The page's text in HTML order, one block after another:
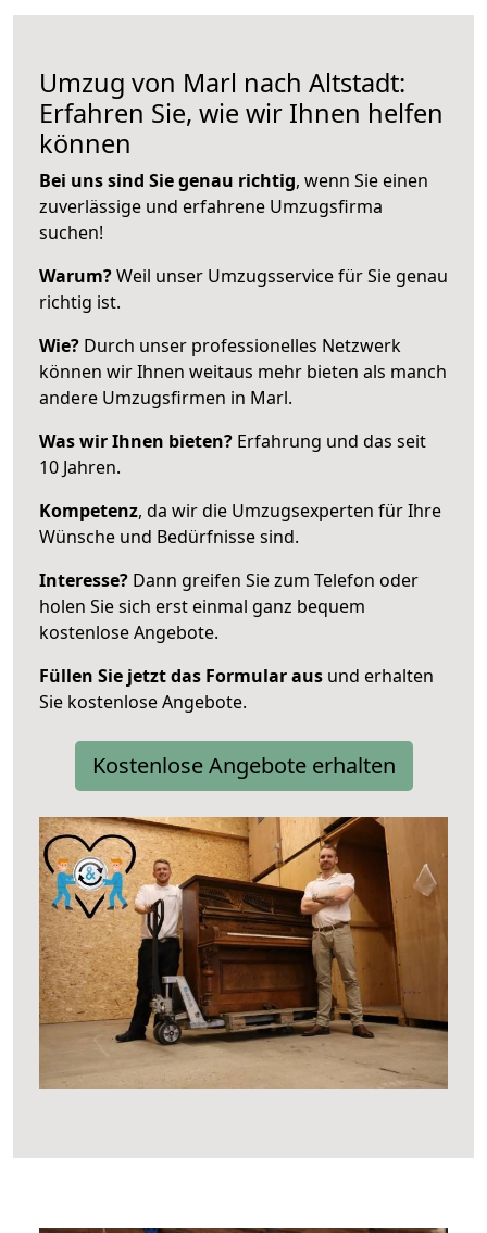
Umzug von Marl nach Altstadt:
Erfahren Sie, wie wir Ihnen helfen
können
Bei uns sind Sie genau richtig, wenn Sie einen
zuverlässige und erfahrene Umzugsfirma
suchen!
Warum?Weil unser Umzugsservice für Sie genau
richtig ist.
Wie? Durch unser professionelles Netzwerk
können wir Ihnen weitaus mehr bieten als manch
andere Umzugsfirmen in Marl.
Was wir Ihnen bieten? Erfahrung und das seit
10 Jahren.
Kompetenz, da wir die Umzugsexperten für Ihre
Wünsche und Bedürfnisse sind.
Interesse? Dann greifen Sie zum Telefon oder
holen Sie sich erst einmal ganz bequem
kostenlose Angebote.
Füllen Sie jetzt das Formular aus und erhalten
Sie kostenlose Angebote.
Kostenlose Angebote erhalten